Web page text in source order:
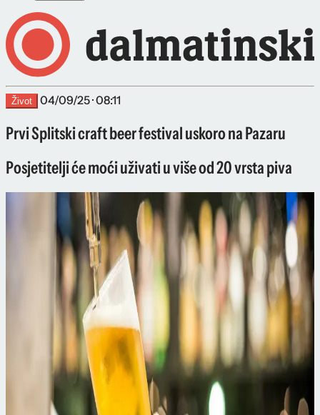
Život 04/09/25 · 08:11
Prvi Splitski craft beer festival uskoro na Pazaru
Posjetitelji će moći uživati u više od 20 vrsta piva